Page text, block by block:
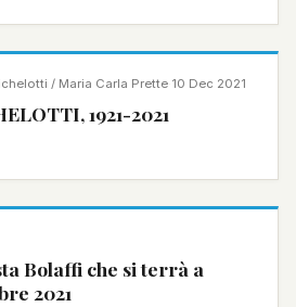
/ Maria Carla Prette·10 Dec 2021
1921-2021
Bolaffi che si terrà a
2021